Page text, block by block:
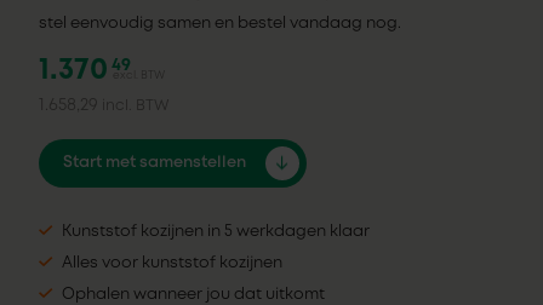
stel eenvoudig samen en bestel vandaag nog.
1.370 49
excl. BTW
1.658,29 incl. BTW
Start met samenstellen
Kunststof kozijnen in 5 werkdagen klaar
Alles voor kunststof kozijnen
Ophalen wanneer jou dat uitkomt